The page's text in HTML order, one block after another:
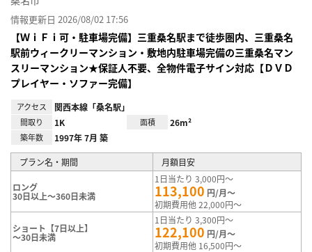
情報更新日 2026/08/02 17:56
【ＷｉＦｉ可・駐車場完備】三重桑名駅まで徒歩圏内、三重桑名
駅前ウィークリーマンション・敷地内駐車場完備の三重桑名マン
スリーマンション★保証人不要、全物件電子サイン対応【ＤＶＤ
プレイヤー・ソファー完備】
アクセス 関西本線「桑名駅」
間取り 1K 面積 26m²
築年数 1997年 7月 築
プラン名・期間 月額目安
ロング
30日以上～360日未満
1日当たり 3,000円～
113,100 円/月～
初期費用他 22,000円～
ショート【7日以上】
～30日未満
1日当たり 3,300円～
122,100 円/月～
初期費用他 16,500円～